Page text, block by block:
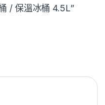
/ 保溫冰桶 4.5L”